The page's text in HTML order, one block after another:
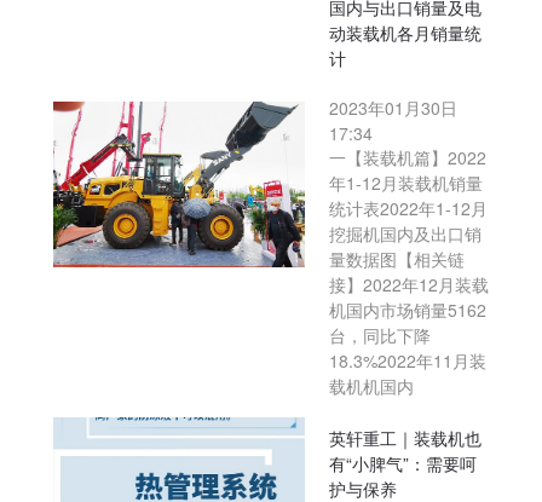
国内与出口销量及电
动装载机各月销量统
计
2023年01月30日
17:34
一【装载机篇】2022
年1-12月装载机销量
统计表2022年1-12月
挖掘机国内及出口销
量数据图【相关链
接】2022年12月装载
机国内市场销量5162
台，同比下降
18.3%2022年11月装
载机机国内
英轩重工｜装载机也
有“小脾气”：需要呵
护与保养